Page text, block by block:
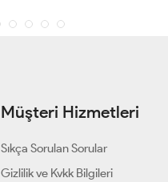
Müşteri Hizmetleri
Sıkça Sorulan Sorular
Gizlilik ve Kvkk Bilgileri